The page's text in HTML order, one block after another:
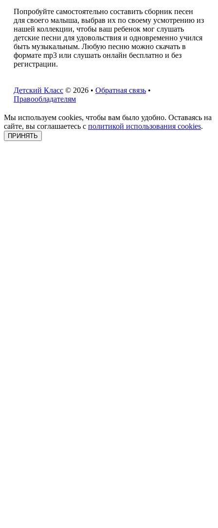
Попробуйте самостоятельно составить сборник песен
для своего малыша, выбрав их по своему усмотрению из
нашей коллекции, чтобы ваш ребенок мог слушать
детские песни для удовольствия и одновременно учился
быть музыкальным. Любую песню можно скачать в
формате mp3 или слушать онлайн бесплатно и без
регистрации.
Детский Класс © 2026 • Обратная связь •
Правообладателям
Мы используем cookies, чтобы вам было удобно. Оставаясь на
сайте, вы соглашаетесь с политикой использования cookies.
ПРИНЯТЬ